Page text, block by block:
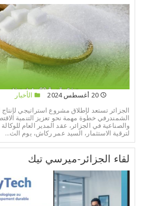
20 أغسطس 2024
الأخبار
الجزائر تستعد لإطلاق مشروع استراتيجي
الشمندرفي خطوة مهمة نحو تعزيز التنمية
والصناعية في الجزائر، عقد المدير العام للوكالة
لترقية الاستثمار، السيد عمر ركاش، يوم الث...
لقاء الجزائر-ميرسي تيك